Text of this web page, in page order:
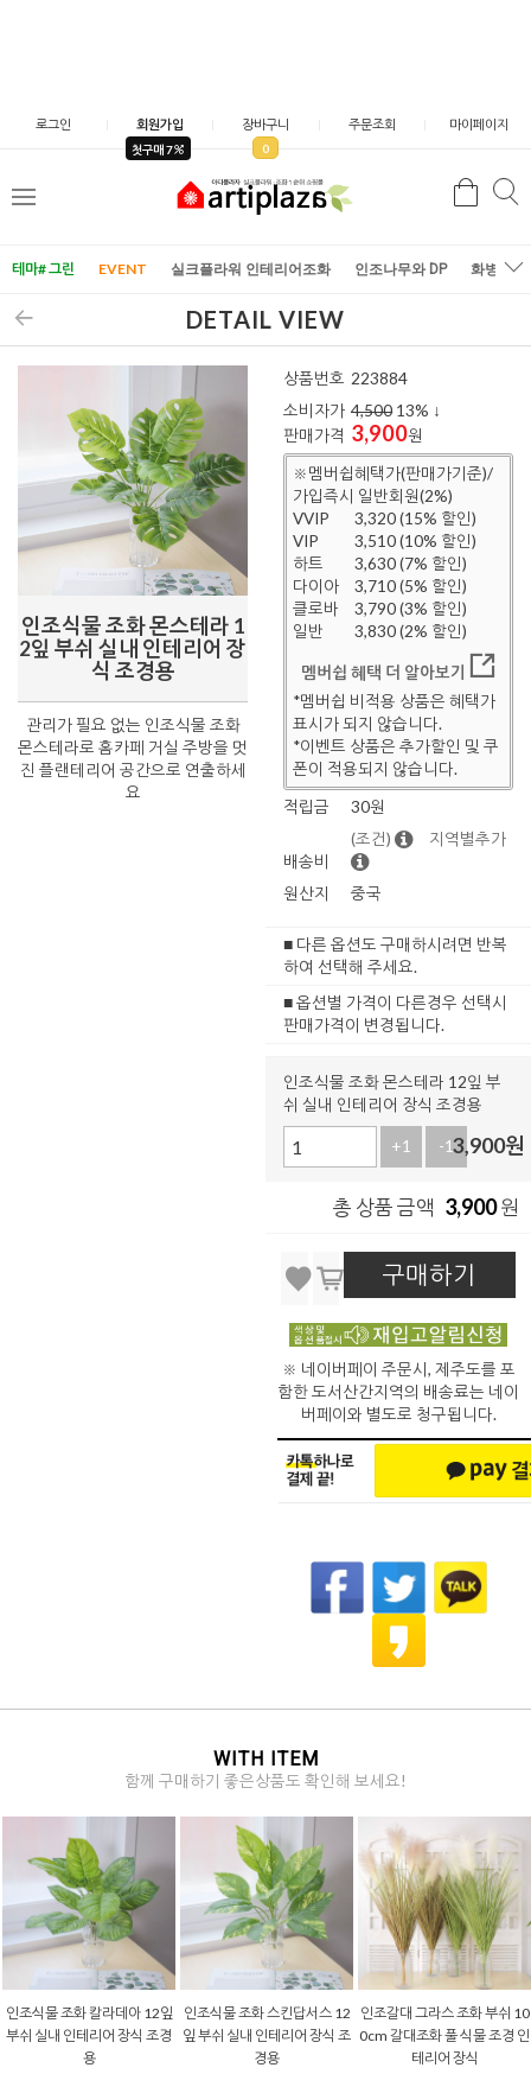
로그인 회원가입
첫구매 7
장바구니
0
주문조회 마이페이지
메
검
테마# 그린 EVENT 실크플라워 인테리어조화 인조나무와 DP 화병/화
DETAIL VIEW
인조식물 조화 몬스테라 1
2잎 부쉬 실내 인테리어 장
식 조경용
관리가 필요 없는 인조식물 조화
몬스테라로 홈카페 거실 주방을 멋
진 플랜테리어 공간으로 연출하세
요
상품번호 223884
소비자가 4,500 13% ↓
판매가격 3,900원
※멤버쉽혜택가(판매가기준)/
가입즉시 일반회원(2%)
VVIP
3,320 (15% 할인)
VIP
3,510 (10% 할인)
하트
3,630 (7% 할인)
다이아
3,710 (5% 할인)
클로바
3,790 (3% 할인)
일반
3,830 (2% 할인)
멤버쉽 혜택 더 알아보기
*멤버쉽 비적용 상품은 혜택가
표시가 되지 않습니다.
*이벤트 상품은 추가할인 및 쿠
폰이 적용되지 않습니다.
적립금
30원
배송비
(조건) 지역별추가
원산지 중국
■ 다른 옵션도 구매하시려면 반복
하여 선택해 주세요.
■ 옵션별 가격이 다른경우 선택시
판매가격이 변경됩니다.
인조식물 조화 몬스테라 12잎 부
쉬 실내 인테리어 장식 조경용
+1 -13,900원
총 상품 금액 3,900원
구매하기
※ 네이버페이 주문시, 제주도를 포
함한 도서산간지역의 배송료는 네이
버페이와 별도로 청구됩니다.
WITH ITEM
함께 구매하기 좋은상품도 확인해 보세요!
인조식물 리얼 루모라 고사리
조화 조화식물 가지 120cm 생
화같은 행잉 플랜테리어 조경
인조식물 조화잎 지피식물 부
쉬 소 조화장식 조경
3,300원 15% ↓
조화나무가지 리얼 벤자민 잎
사귀 80cm 인조 나뭇잎 생화
같은 조화 장식